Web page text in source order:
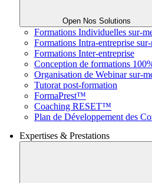
Open Nos Solutions
Formations Individuelles sur-
Formations Intra-entreprise sur-
Formations Inter-entreprise
Conception de formations
Organisation de Webinar sur-
Tutorat post-formation
FormaPrest™
Coaching RESET™
Plan de Développement des
Expertises & Prestations